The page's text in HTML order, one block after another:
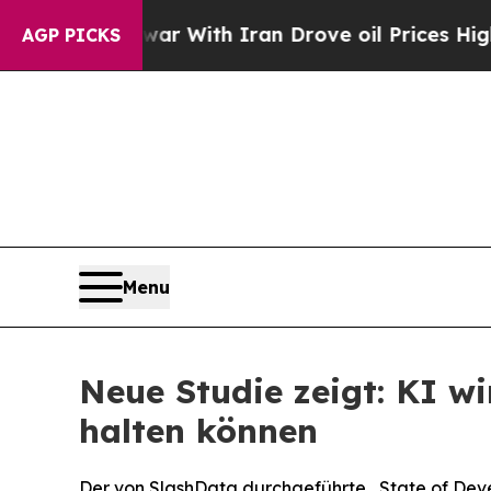
AGP PICKS
war With Iran Drove oil Prices Higher,
Menu
Neue Studie zeigt: KI
halten können